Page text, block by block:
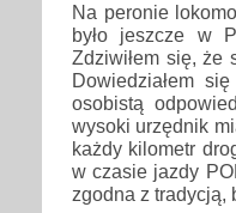
Na peronie
było jeszcze w
Zdziwiłem się, że
Dowiedziałem
osobistą
wysoki urzędnik
każdy kilometr
w czasie jazdy
zgodna z tradycją,